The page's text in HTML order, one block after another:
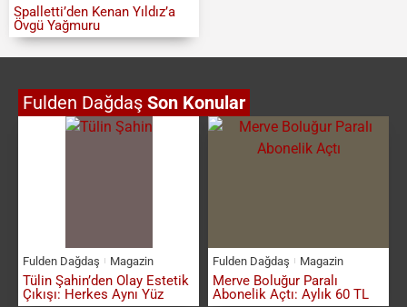
Spalletti’den Kenan Yıldız’a
Övgü Yağmuru
Fulden Dağdaş Son Konular
Fulden Dağdaş Magazin
Tülin Şahin’den Olay Estetik
Çıkışı: Herkes Aynı Yüz
Fulden Dağdaş Magazin
Merve Boluğur Paralı
Abonelik Açtı: Aylık 60 TL